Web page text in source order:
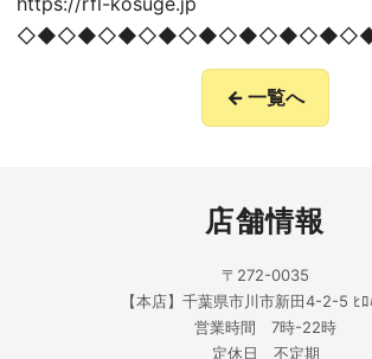
← 一覧へ
店舗情報
〒272-0035
【本店】千葉県市川市新田4-2-5 ﾋﾛ
営業時間 7時-22時
定休日 不定期